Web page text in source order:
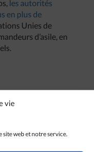
vie
web et notre service.
les autorités
en plus de
Unies de
d’asile, en